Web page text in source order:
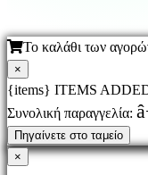
Το καλάθι των
×
{items} ITEMS
Συνολική παραγγελία:
Πηγαίνετε στο ταμείο
×